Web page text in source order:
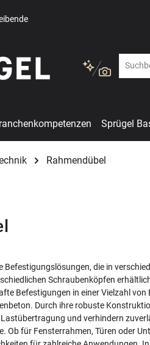
Sprügel
Rahmendübel
Befestigungslösungen, die in
Schraubenköpfen
Befestigungen in einer Vielzahl
Durch ihre robuste
und verhindern
Ob für Fensterrahmen, Türen oder